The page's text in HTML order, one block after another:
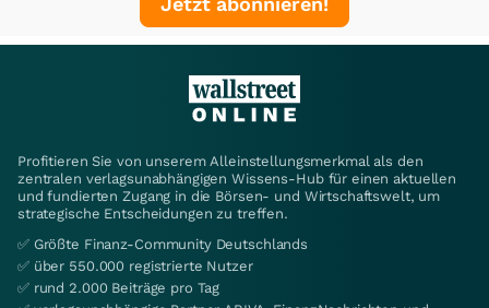
Profitieren Sie von unserem Alleinstellungsmerkmal als den
zentralen verlagsunabhängigen Wissens-Hub für einen aktuellen
und fundierten Zugang in die Börsen- und Wirtschaftswelt, um
strategische Entscheidungen zu treffen.
✅ Größte Finanz-Community Deutschlands
✅ über 550.000 registrierte Nutzer
✅ rund 2.000 Beiträge pro Tag